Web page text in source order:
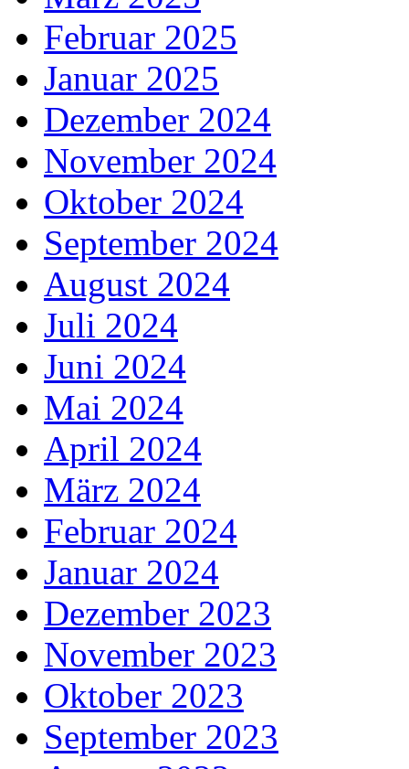
Februar 2025
Januar 2025
Dezember 2024
November 2024
Oktober 2024
September 2024
August 2024
Juli 2024
Juni 2024
Mai 2024
April 2024
März 2024
Februar 2024
Januar 2024
Dezember 2023
November 2023
Oktober 2023
September 2023